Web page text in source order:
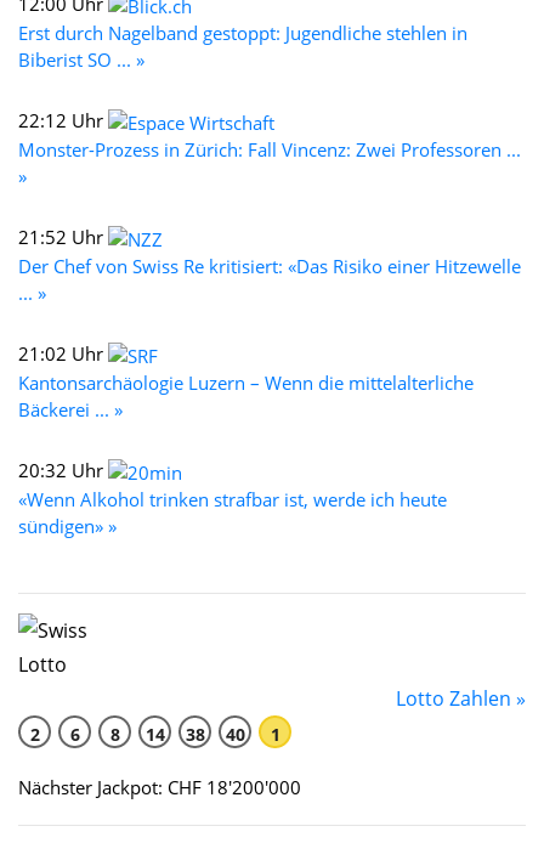
Erst durch Nagelband gestoppt: Jugendliche stehlen in
Biberist SO ... »
22:12 Uhr
Monster-Prozess in Zürich: Fall Vincenz: Zwei Professoren ...
»
21:52 Uhr
Der Chef von Swiss Re kritisiert: «Das Risiko einer Hitzewelle
... »
21:02 Uhr
Kantonsarchäologie Luzern – Wenn die mittelalterliche
Bäckerei ... »
20:32 Uhr
«Wenn Alkohol trinken strafbar ist, werde ich heute
sündigen» »
Lotto Zahlen »
2 6 8 14 38 40 1
Nächster Jackpot: CHF 18'200'000